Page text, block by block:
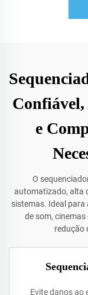
e
O
automatizado, alta
sistemas. Ideal
de som,
redução
Evite danos ao